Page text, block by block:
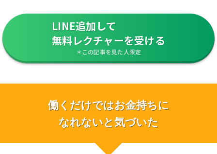
LINE追加して
無料レクチャーを受ける
＊この記事を見た人限定
働くだけではお金持ちに
なれないと気づいた